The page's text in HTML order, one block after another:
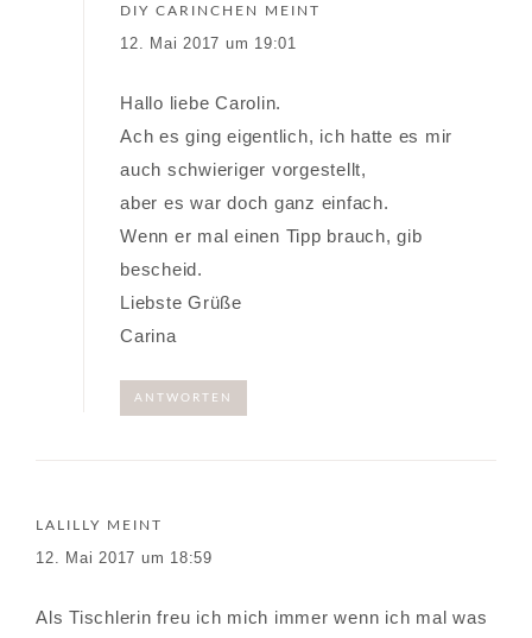
DIY CARINCHEN MEINT
12. Mai 2017 um 19:01
Hallo liebe Carolin.
Ach es ging eigentlich, ich hatte es mir
auch schwieriger vorgestellt,
aber es war doch ganz einfach.
Wenn er mal einen Tipp brauch, gib
bescheid.
Liebste Grüße
Carina
ANTWORTEN
LALILLY MEINT
12. Mai 2017 um 18:59
Als Tischlerin freu ich mich immer wenn ich mal was